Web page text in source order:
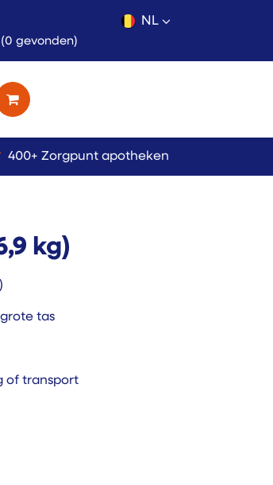
(0 gevonden)
NL
400+ Zorgpunt apotheken
kg)
tas
of transport